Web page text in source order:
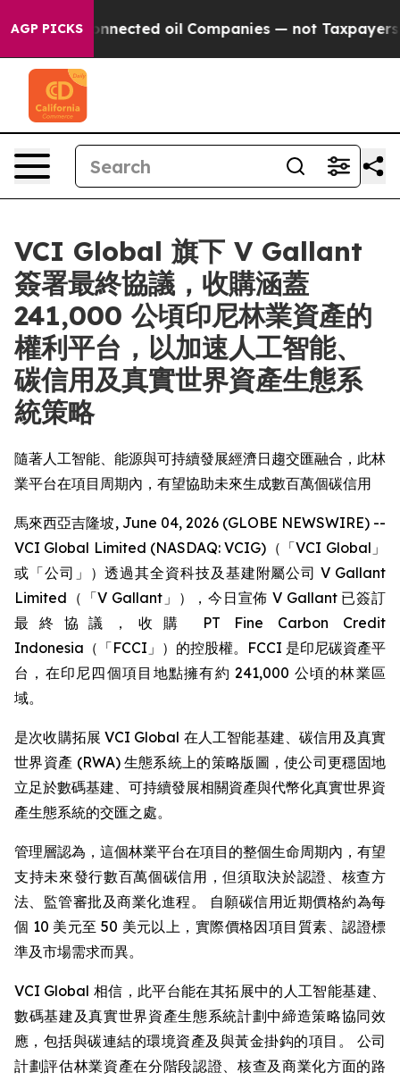
AGP PICKS
Connected oil Companies — not Taxpayers — the
VCI Global 旗下 V Gallant
簽署最終協議，收購涵蓋
241,000 公頃印尼林業資產的
權利平台，以加速人工智能、
碳信用及真實世界資產生態系
統策略
隨著人工智能、能源與可持續發展經濟日趨交匯融合，此林
業平台在項目周期內，有望協助未來生成數百萬個碳信用
馬來西亞吉隆坡, June 04, 2026 (GLOBE NEWSWIRE) --
VCI Global Limited (NASDAQ: VCIG)（「VCI Global」
或「公司」）透過其全資科技及基建附屬公司 V Gallant
Limited（「V Gallant」），今日宣佈 V Gallant 已簽訂
最終協議，收購 PT Fine Carbon Credit
Indonesia（「FCCI」）的控股權。FCCI 是印尼碳資產平
台，在印尼四個項目地點擁有約 241,000 公頃的林業區
域。
是次收購拓展 VCI Global 在人工智能基建、碳信用及真實
世界資產 (RWA) 生態系統上的策略版圖，使公司更穩固地
立足於數碼基建、可持續發展相關資產與代幣化真實世界資
產生態系統的交匯之處。
管理層認為，這個林業平台在項目的整個生命周期內，有望
支持未來發行數百萬個碳信用，但須取決於認證、核查方
法、監管審批及商業化進程。 自願碳信用近期價格約為每
個 10 美元至 50 美元以上，實際價格因項目質素、認證標
準及市場需求而異。
VCI Global 相信，此平台能在其拓展中的人工智能基建、
數碼基建及真實世界資產生態系統計劃中締造策略協同效
應，包括與碳連結的環境資產及與黃金掛鈎的項目。 公司
計劃評估林業資產在分階段認證、核查及商業化方面的路